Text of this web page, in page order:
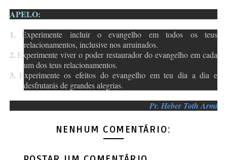
APELO:
1.
Experimente incluir o evangelho em todos os teus
relacionamentos, inclusive nos arruinados.
2. Experimente viver o poder restaurador do evangelho em cada
um dos teus relacionamentos.
3. Experimente os efeitos do evangelho em teu dia a dia e
desfrutarás de grandes alegrias.
Pr. Heber Toth Armí
NENHUM COMENTÁRIO: